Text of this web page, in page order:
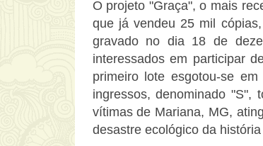
O projeto "Graça", o mais
que já vendeu 25 mil
gravado no dia 18 de
interessados em participar
primeiro lote esgotou-se
ingressos, denominado
vítimas de Mariana, MG,
desastre ecológico da